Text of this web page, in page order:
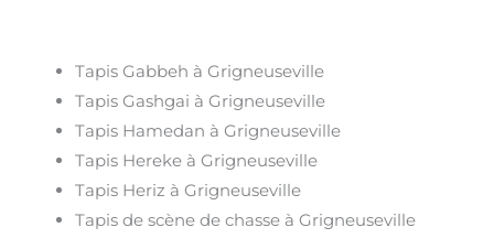
Tapis Gabbeh à Grigneuseville
Tapis Gashgai à Grigneuseville
Tapis Hamedan à Grigneuseville
Tapis Hereke à Grigneuseville
Tapis Heriz à Grigneuseville
Tapis de scène de chasse à Grigneuseville